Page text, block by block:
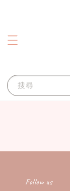
搜尋
Follow us